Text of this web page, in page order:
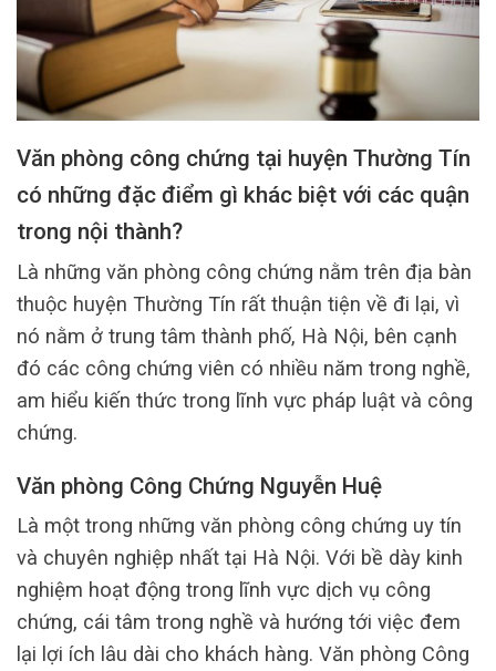
Văn phòng công chứng tại huyện Thường Tín
có những đặc điểm gì khác biệt với các quận
trong nội thành?
Là những văn phòng công chứng nằm trên địa bàn
thuộc huyện Thường Tín rất thuận tiện về đi lại, vì
nó nằm ở trung tâm thành phố, Hà Nội, bên cạnh
đó các công chứng viên có nhiều năm trong nghề,
am hiểu kiến thức trong lĩnh vực pháp luật và công
chứng.
Văn phòng Công Chứng Nguyễn Huệ
Là một trong những văn phòng công chứng uy tín
và chuyên nghiệp nhất tại Hà Nội. Với bề dày kinh
nghiệm hoạt động trong lĩnh vực dịch vụ công
chứng, cái tâm trong nghề và hướng tới việc đem
lại lợi ích lâu dài cho khách hàng. Văn phòng Công